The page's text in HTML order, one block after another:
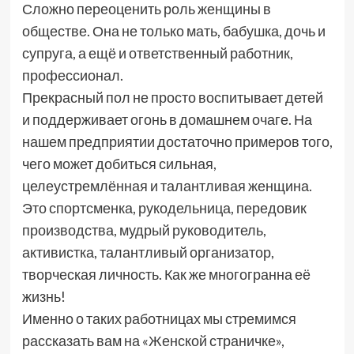
Сложно переоценить роль женщины в
обществе. Она не только мать, бабушка, дочь и
супруга, а ещё и ответственный работник,
профессионал.
Прекрасный пол не просто воспитывает детей
и поддерживает огонь в домашнем очаге. На
нашем предприятии достаточно примеров того,
чего может добиться сильная,
целеустремлённая и талантливая женщина.
Это спортсменка, рукодельница, передовик
производства, мудрый руководитель,
активистка, талантливый организатор,
творческая личность. Как же многогранна её
жизнь!
Именно о таких работницах мы стремимся
рассказать вам на «Женской страничке»,